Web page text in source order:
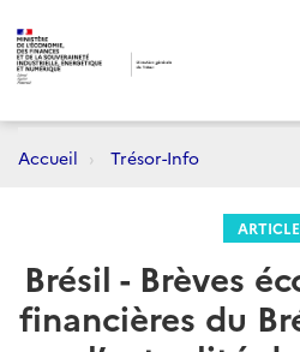
Accueil Trésor-Info
ARTICLE
Brésil - Brèves
financières du